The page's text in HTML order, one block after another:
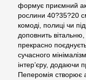
формує приємний
рослини 40?35?20
комоді, полиці чи
доповнить
прекрасно
сучасного
інтер’єру, додаючи
Пеперомія створює